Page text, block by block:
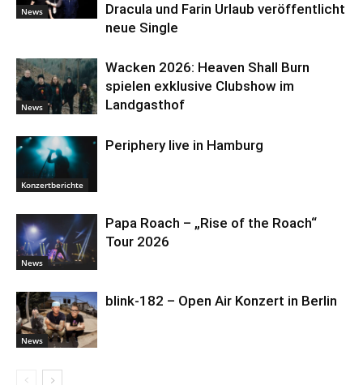
News
Dracula und Farin Urlaub veröffentlicht
neue Single
News
Wacken 2026: Heaven Shall Burn
spielen exklusive Clubshow im
Landgasthof
Konzertberichte
Periphery live in Hamburg
News
Papa Roach – „Rise of the Roach“
Tour 2026
News
blink-182 – Open Air Konzert in Berlin